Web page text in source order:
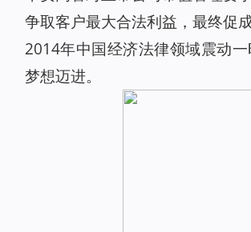
争取客户最大合法利益，最终促
2014年中国经济法律领域震动
梦想迈进。